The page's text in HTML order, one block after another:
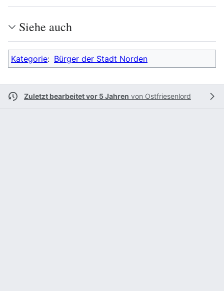
Siehe auch
Kategorie: Bürger der Stadt Norden
Zuletzt bearbeitet vor 5 Jahren von Ostfriesenlord